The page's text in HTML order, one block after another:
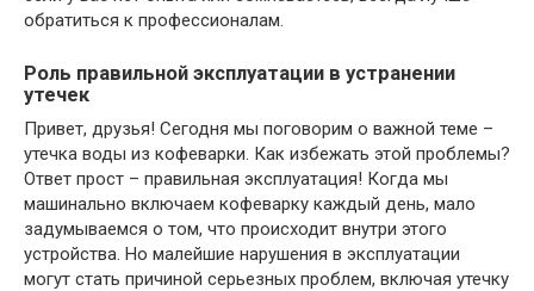
обратиться к профессионалам.
Роль правильной эксплуатации в устранении
утечек
Привет, друзья! Сегодня мы поговорим о важной теме –
утечка воды из кофеварки. Как избежать этой проблемы?
Ответ прост – правильная эксплуатация! Когда мы
машинально включаем кофеварку каждый день, мало
задумываемся о том, что происходит внутри этого
устройства. Но малейшие нарушения в эксплуатации
могут стать причиной серьезных проблем, включая утечку